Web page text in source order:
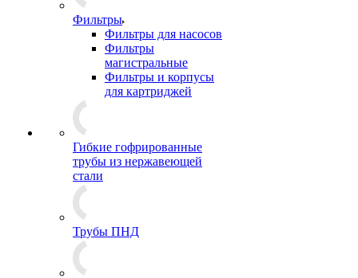
Фильтры
Фильтры для насосов
Фильтры
магистральные
Фильтры и корпусы
для картриджей
Гибкие гофрированные
трубы из нержавеющей
стали
Трубы ПНД